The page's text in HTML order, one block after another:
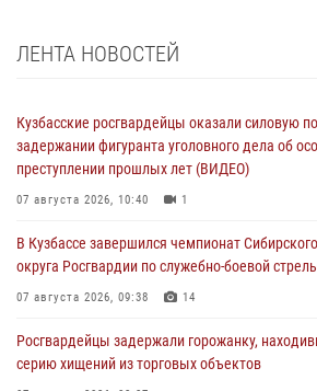
ЛЕНТА НОВОСТЕЙ
Кузбасские росгвардейцы оказали силовую
задержании фигуранта уголовного дела об
преступлении прошлых лет (ВИДЕО)
07 августа 2026, 10:40 1
В Кузбассе завершился чемпионат
округа Росгвардии по служебно-боевой
07 августа 2026, 09:38 14
Росгвардейцы задержали горожанку,
серию хищений из торговых объектов